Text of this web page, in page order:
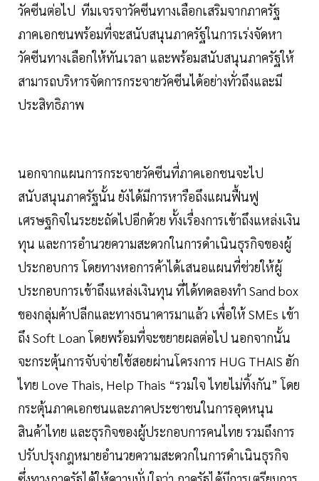
วัคซีนต่อไป ทีมเจรจาวัคซีนทางเลือกเสริมจากภาครัฐ
ภาคเอกชนพร้อมที่จะสนับสนุนภาครัฐในการเร่งจัดหา
วัคซีนทางเลือกให้ทันเวลา และพร้อมสนับสนุนภาครัฐให้
สามารถบริหารจัดการกระจายวัคซีนได้อย่างทั่วถึงและมี
ประสิทธิภาพ
นอกจากแผนการกระจายวัคซีนที่ภาคเอกชนจะไป
สนับสนุนภาครัฐนั้น ยังได้มีการหารือถึงแผนฟื้นฟู
เศรษฐกิจในระยะถัดไปอีกด้วย ทั้งเรื่องการเข้าถึงแหล่งเงิน
ทุน และการอำนวยความสะดวกในการดำเนินธุรกิจของผู้
ประกอบการ โดยทางหอการค้าได้เสนอแผนที่ช่วยให้ผู้
ประกอบการเข้าถึงแหล่งเงินทุน ที่ได้ทดลองทำ Sand box
ของกลุ่มค้าปลีกและทางธนาคารมาแล้ว เพื่อให้ SMEs เข้า
ถึง Soft Loan โดยพร้อมที่จะขยายผลต่อไป นอกจากนั้น
จะกระตุ้นการจับจ่ายใช้สอยผ่านโครงการ HUG THAIS ฮัก
ไทย Love Thais, Help Thais “รวมใจ ไทยไม่ทิ้งกัน” โดย
กระตุ้นภาคเอกชนและภาคประชาชนในการอุดหนุน
สินค้าไทย และธุรกิจของผู้ประกอบการคนไทย รวมถึงการ
ปรับปรุงกฎหมายอำนวยความสะดวกในการดำเนินธุรกิจ